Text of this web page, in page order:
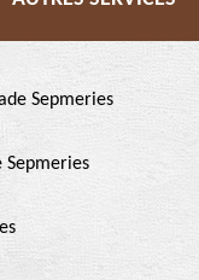
Sepmeries
Sepmeries